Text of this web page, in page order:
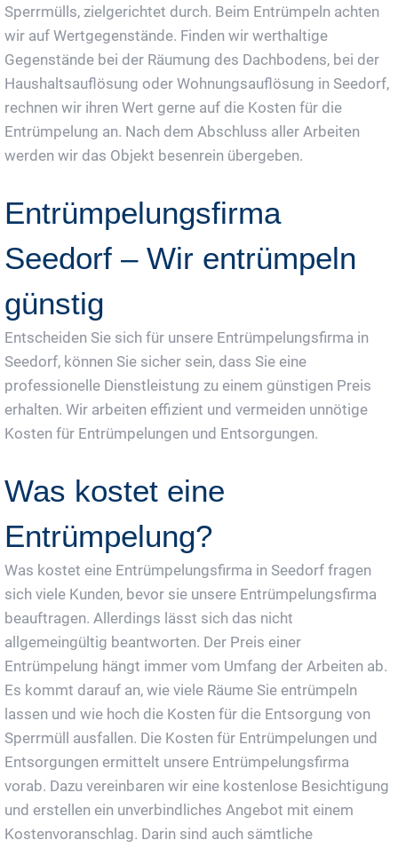
Sperrmülls, zielgerichtet durch. Beim Entrümpeln achten
wir auf Wertgegenstände. Finden wir werthaltige
Gegenstände bei der Räumung des Dachbodens, bei der
Haushaltsauflösung oder Wohnungsauflösung in Seedorf,
rechnen wir ihren Wert gerne auf die Kosten für die
Entrümpelung an. Nach dem Abschluss aller Arbeiten
werden wir das Objekt besenrein übergeben.
Entrümpelungsfirma
Seedorf – Wir entrümpeln
günstig
Entscheiden Sie sich für unsere Entrümpelungsfirma in
Seedorf, können Sie sicher sein, dass Sie eine
professionelle Dienstleistung zu einem günstigen Preis
erhalten. Wir arbeiten effizient und vermeiden unnötige
Kosten für Entrümpelungen und Entsorgungen.
Was kostet eine
Entrümpelung?
Was kostet eine Entrümpelungsfirma in Seedorf fragen
sich viele Kunden, bevor sie unsere Entrümpelungsfirma
beauftragen. Allerdings lässt sich das nicht
allgemeingültig beantworten. Der Preis einer
Entrümpelung hängt immer vom Umfang der Arbeiten ab.
Es kommt darauf an, wie viele Räume Sie entrümpeln
lassen und wie hoch die Kosten für die Entsorgung von
Sperrmüll ausfallen. Die Kosten für Entrümpelungen und
Entsorgungen ermittelt unsere Entrümpelungsfirma
vorab. Dazu vereinbaren wir eine kostenlose Besichtigung
und erstellen ein unverbindliches Angebot mit einem
Kostenvoranschlag. Darin sind auch sämtliche